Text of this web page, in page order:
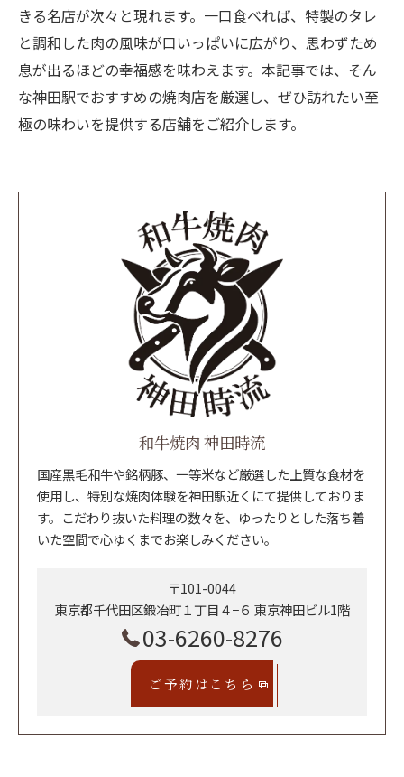
きる名店が次々と現れます。一口食べれば、特製のタレ
と調和した肉の風味が口いっぱいに広がり、思わずため
息が出るほどの幸福感を味わえます。本記事では、そん
な神田駅でおすすめの焼肉店を厳選し、ぜひ訪れたい至
極の味わいを提供する店舗をご紹介します。
和牛焼肉 神田時流
国産黒毛和牛や銘柄豚、一等米など厳選した上質な食材を
使用し、特別な焼肉体験を神田駅近くにて提供しておりま
す。こだわり抜いた料理の数々を、ゆったりとした落ち着
いた空間で心ゆくまでお楽しみください。
〒101-0044
東京都千代田区鍛冶町１丁目４−６ 東京神田ビル1階
03-6260-8276
ご予約はこちら